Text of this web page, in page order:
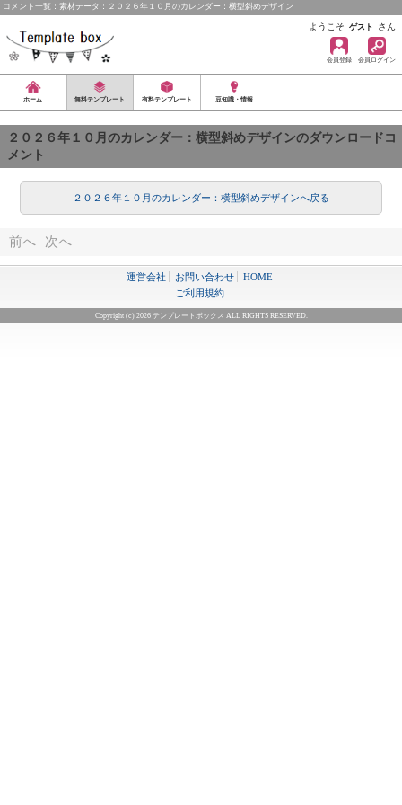
コメント一覧：素材データ：２０２６年１０月のカレンダー：横型斜めデザイン
ようこそ ゲスト さん
会員登録 会員ログイン
ホーム 無料テンプレート 有料テンプレート 豆知識・情報
２０２６年１０月のカレンダー：横型斜めデザインのダウンロードコ
メント
２０２６年１０月のカレンダー：横型斜めデザインへ戻る
前へ 次へ
運営会社 お問い合わせ
HOME
ご利用規約
Copyright (c) 2026 テンプレートボックス ALL RIGHTS RESERVED.